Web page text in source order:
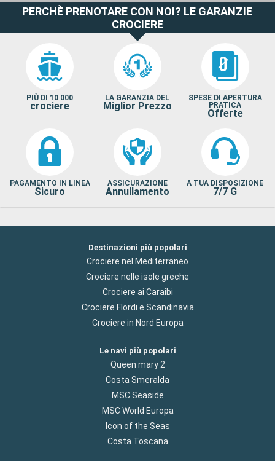
PERCHÈ PRENOTARE CON NOI? LE GARANZIE
CROCIERE
PIÙ DI 10 000
crociere
LA GARANZIA DEL
Miglior Prezzo
SPESE DI APERTURA
PRATICA
Offerte
PAGAMENTO IN LINEA
Sicuro
ASSICURAZIONE
Annullamento
A TUA DISPOSIZIONE
7/7 G
Destinazioni più popolari
Crociere nel Mediterraneo
Crociere nelle isole greche
Crociere ai Caraibi
Crociere Flordi e Scandinavia
Crociere in Nord Europa
Le navi più popolari
Queen mary 2
Costa Smeralda
MSC Seaside
MSC World Europa
Icon of the Seas
Costa Toscana